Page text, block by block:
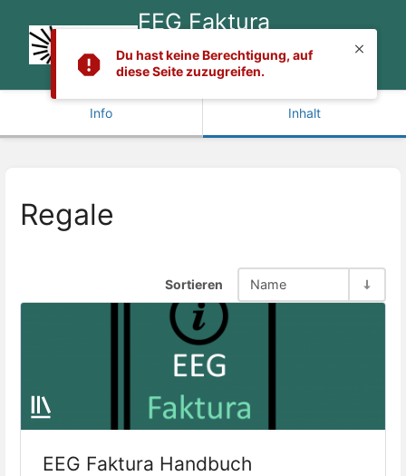
Du hast keine Berechtigung, auf
diese Seite zuzugreifen.
EEG Faktura
Handbuch &
Dokumentation
Info Inhalt
Regale
Sortieren Name
EEG Faktura Handbuch